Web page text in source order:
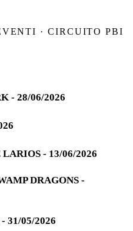
· CIRCUITO PBI
- 28/06/2026
- 13/06/2026
DRAGONS -
31/05/2026